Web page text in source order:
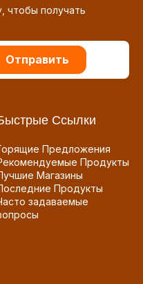
чтобы получать
Отправить
Ссылки
Предложения
Продукты
Магазины
Продукты
задаваемые